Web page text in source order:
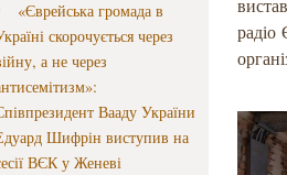
«Єврейська громада в
скорочується через
а не через
Вааду України
Шифрін виступив на
ВЄК у Женеві
радіо